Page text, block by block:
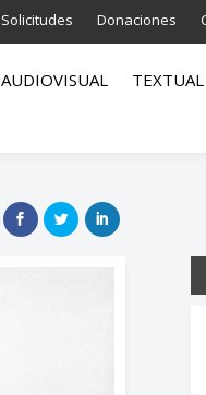
Solicitudes Donaciones
AUDIOVISUAL TEXTUAL